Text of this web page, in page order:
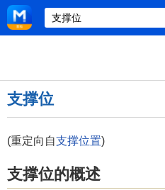
支撑位
(重定向自支撑位置)
支撑位的概述